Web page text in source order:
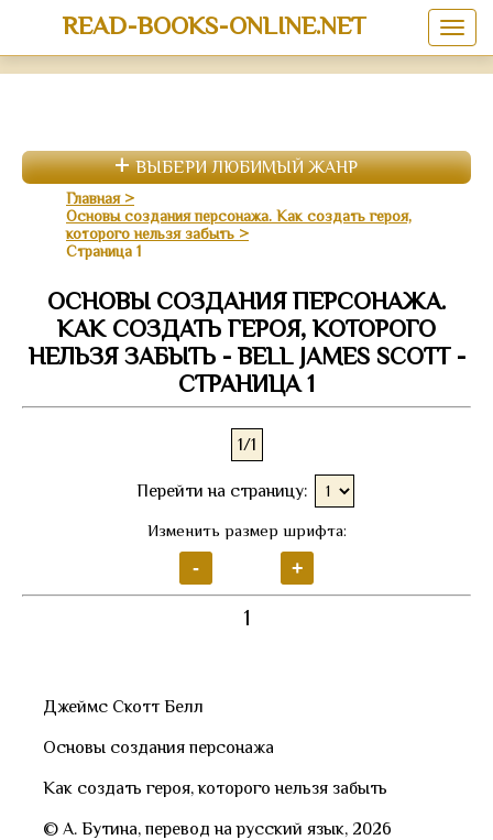
READ-BOOKS-ONLINE.NET
ВЫБЕРИ ЛЮБИМЫЙ ЖАНР
Главная
Основы создания персонажа. Как создать героя,
которого нельзя забыть
Страница 1
ОСНОВЫ СОЗДАНИЯ ПЕРСОНАЖА.
КАК СОЗДАТЬ ГЕРОЯ, КОТОРОГО
НЕЛЬЗЯ ЗАБЫТЬ - BELL JAMES SCOTT -
СТРАНИЦА 1
1/1
Перейти на страницу:
Изменить размер шрифта:
1
Джеймс Скотт Белл
Основы создания персонажа
Как создать героя, которого нельзя забыть
© А. Бутина, перевод на русский язык, 2026